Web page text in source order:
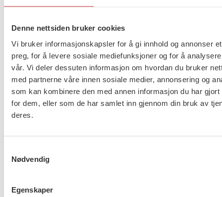
Denne nettsiden bruker cookies
Vi bruker informasjonskapsler for å gi innhold og annonser
preg, for å levere sosiale mediefunksjoner og for å
vår. Vi deler dessuten informasjon om hvordan du bruker
med partnerne våre innen sosiale medier, annonsering og
som kan kombinere den med annen informasjon du har gjort
for dem, eller som de har samlet inn gjennom din bruk av
deres.
Nødvendig
Egenskaper
Taushetsplikt og personvern
Er du berørt av brannen i
Drammen?